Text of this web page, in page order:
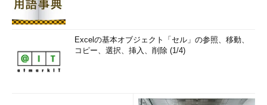
※今回の無償アップグレードの対象
・Windows 7 Enterprise
・Windows 8／8.1 Enterprise
Windows 10無償アップグレードの対象OSとエディション
アップグレードによって起こる可能性のある問題
Excelの基本オブジェクト「セル」の参照、移動、
コピー、選択、挿入、削除 (1/4)